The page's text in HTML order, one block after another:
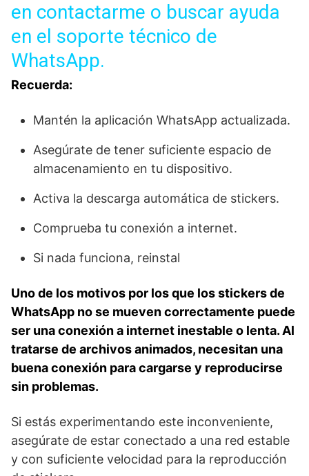
en contactarme o buscar ayuda
en el soporte técnico de
WhatsApp.
Recuerda:
Mantén la aplicación WhatsApp actualizada.
Asegúrate de tener suficiente espacio de
almacenamiento en tu dispositivo.
Activa la descarga automática de stickers.
Comprueba tu conexión a internet.
Si nada funciona, reinstal
Uno de los motivos por los que los stickers de⁣
WhatsApp no se mueven correctamente puede
ser una conexión a internet inestable o lenta. Al
tratarse de archivos animados, necesitan una
buena conexión para cargarse y reproducirse
sin problemas.
Si estás experimentando este inconveniente,
asegúrate de estar conectado a una‌ red estable
y con suficiente velocidad para la reproducción